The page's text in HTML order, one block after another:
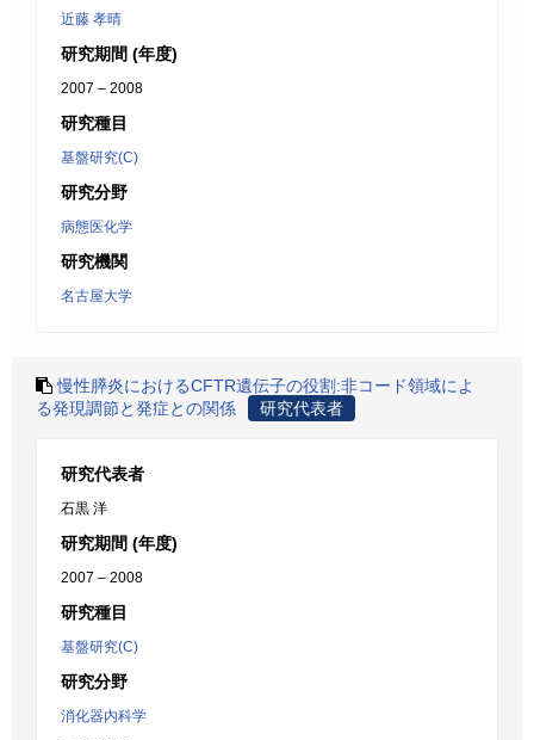
近藤 孝晴
研究期間 (年度)
2007 – 2008
研究種目
基盤研究(C)
研究分野
病態医化学
研究機関
名古屋大学
慢性膵炎におけるCFTR遺伝子の役割:非コード領域によ
る発現調節と発症との関係
研究代表者
研究代表者
石黒 洋
研究期間 (年度)
2007 – 2008
研究種目
基盤研究(C)
研究分野
消化器内科学